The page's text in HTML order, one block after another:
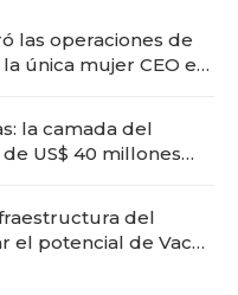
las operaciones de
la única mujer CEO en
la camada del
US$ 40 millones
del
el potencial de Vaca